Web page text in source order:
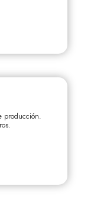
producción.